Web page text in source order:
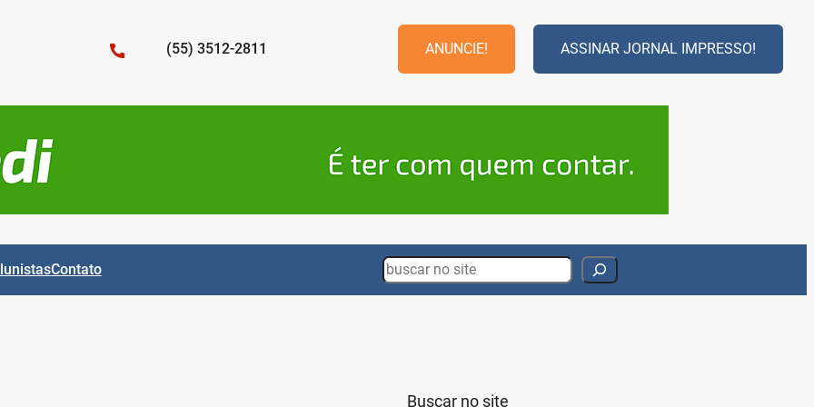
(55) 3512-2811 ANUNCIE! ASSINAR JORNAL IMPRESSO!
Contato Search
Buscar no site